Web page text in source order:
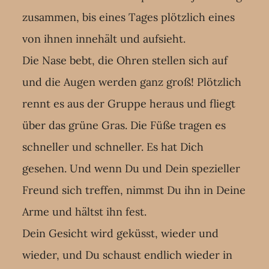
zusammen, bis eines Tages plötzlich eines
von ihnen innehält und aufsieht.
Die Nase bebt, die Ohren stellen sich auf
und die Augen werden ganz groß! Plötzlich
rennt es aus der Gruppe heraus und fliegt
über das grüne Gras. Die Füße tragen es
schneller und schneller. Es hat Dich
gesehen. Und wenn Du und Dein spezieller
Freund sich treffen, nimmst Du ihn in Deine
Arme und hältst ihn fest.
Dein Gesicht wird geküsst, wieder und
wieder, und Du schaust endlich wieder in